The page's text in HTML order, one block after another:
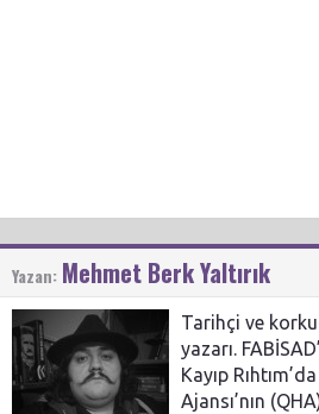
Yazan: Mehmet Berk Yaltırık
Tarihçi ve
yazarı.
Kayıp
Ajansı’nın